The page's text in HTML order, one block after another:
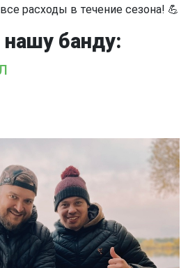
расходы в течение сезона! 💪
нашу банду: